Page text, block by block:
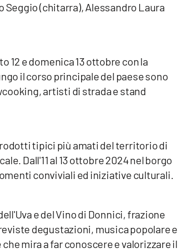
Seggio (chitarra), Alessandro Laura
12 e domenica 13 ottobre con la
il corso principale del paese sono
artisti di strada e stand
tipici più amati del territorio di
Dall'11 al 13 ottobre 2024 nel borgo
conviviali ed iniziative culturali.
e del Vino di Donnici, frazione
degustazioni, musica popolare e
mira a far conoscere e valorizzare il